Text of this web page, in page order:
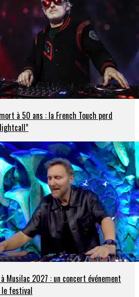
à 50 ans : la French Touch perd
Musilac 2027 : un concert événement
festival